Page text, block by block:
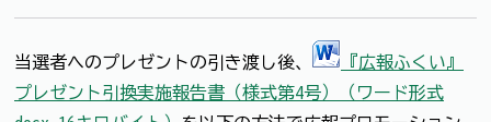
当選者へのプレゼントの引き渡し後、
『広報ふくい』
プレゼント引換実施報告書（様式第4号）（ワード形式